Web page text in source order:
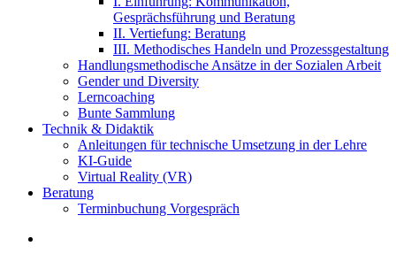
Gesprächsführung und Beratung
II. Vertiefung: Beratung
III. Methodisches Handeln und Prozessgestaltung
Handlungsmethodische Ansätze in der Sozialen Arbeit
Gender und Diversity
Lerncoaching
Bunte Sammlung
Technik & Didaktik
Anleitungen für technische Umsetzung in der Lehre
KI-Guide
Virtual Reality (VR)
Beratung
Terminbuchung Vorgespräch